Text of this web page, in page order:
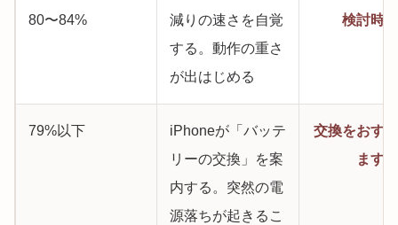
80〜84%
減りの速さを自覚
する。動作の重さ
が出はじめる
検討時期
79%以下
iPhoneが「バッテ
リーの交換」を案
内する。突然の電
源落ちが起きるこ
交換をおす
ます